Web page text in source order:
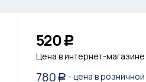
520 Р
Цена в интернет-магазине
780 Р - цена в розничной